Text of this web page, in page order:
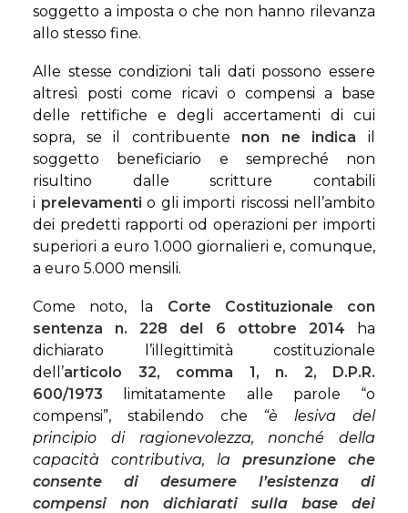
soggetto a imposta o che non hanno rilevanza
allo stesso fine.
Alle stesse condizioni tali dati possono essere
altresì posti come ricavi o compensi a base
delle rettifiche e degli accertamenti di cui
sopra, se il contribuente non ne indica il
soggetto beneficiario e sempreché non
risultino dalle scritture contabili
i prelevamenti o gli importi riscossi nell’ambito
dei predetti rapporti od operazioni per importi
superiori a euro 1.000 giornalieri e, comunque,
a euro 5.000 mensili.
Come noto, la Corte Costituzionale con
sentenza n. 228 del 6 ottobre 2014 ha
dichiarato l’illegittimità costituzionale
dell’articolo 32, comma 1, n. 2, D.P.R.
600/1973 limitatamente alle parole “o
compensi”, stabilendo che “è lesiva del
principio di ragionevolezza, nonché della
capacità contributiva, la presunzione che
consente di desumere l’esistenza di
compensi non dichiarati sulla base dei